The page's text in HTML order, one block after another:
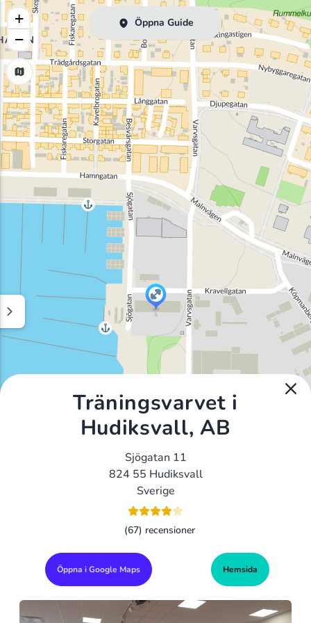
Öppna Guide
+
−
Träningsvarvet i
Hudiksvall, AB
Sjögatan 11
824 55 Hudiksvall
Sverige
(67) recensioner
Öppna i Google Maps Hemsida
Alla Gym I Sverige Sveriges Ledande Gymkedjor